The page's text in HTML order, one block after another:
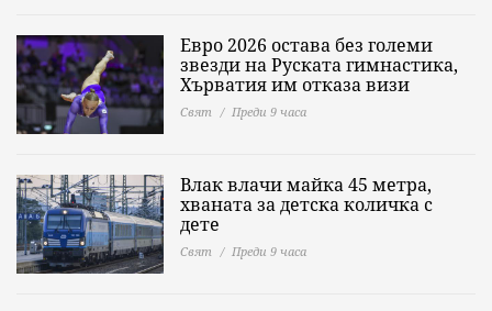
Евро 2026 остава без големи
звезди на Руската гимнастика,
Хърватия им отказа визи
Свят Преди 9 часа
Влак влачи майка 45 метра,
хваната за детска количка с
дете
Свят Преди 9 часа